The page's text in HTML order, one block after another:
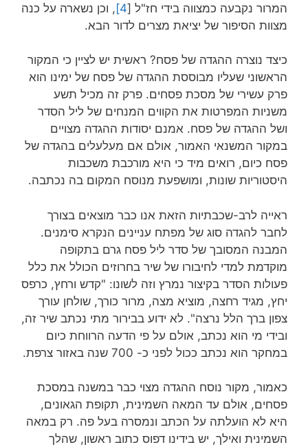
המרור נקבעה כמצווה בידי חז"ל [4] , וכן נשארה על כנה
מצוות הסיפור של יציאת מצרים לדור הבא.
כיצד נוצרה ההגדה של פסח? ראשית יש לציין כי המקור
הראשוני שעליו מבוססת ההגדה של פסח של ימינו הוא
פרק עשירי של מסכת פסחים. פרק זה מכיל תשע
משניות המפרטות את הקווים המנחים של ליל הסדר
ושל ההגדה של פסח. אמנם יסודות ההגדה מצויים
במקור המשנאי האמור, אולם אם מעלעלים בהגדה של
פסח כיום, רואים מיד כי היא מורכבת משכבות
היסטוריות שונות, ומושפעת מנוסח המקום בה נכתבה.
ראייה לרב-שכבתיות הזאת אנו כבר מוצאים בצורך
לחבר להגדה סוג של מפתח עניינים הנקרא סימנים.
המבנה המסובך של סדר ליל פסח גרם בתקופה
מוקדמת למדי לחיבורו של שיר בחרוזים הכולל את כלל
פעולות הסדר בקיצור נמרץ וזה לשונו: "קדש ורחץ, כרפס
יחץ, מגיד רחצה, מוציא מצה, מרור כורך, שולחן עורך
צפון ברך הלל נרצה". לא ידוע בבירור מתי נכתב שיר זה,
ובידי מי הוא נכתב, אולם על פי הדעה הרווחת כיום
במחקר הוא נכתב ככול לפני כ- 700 שנה באזור צרפת.
כאמור, מקור נוסח ההגדה מצוי כבר במשנה במסכת
פסחים, אולם עד המאה השמינית, תקופת הגאונים,
היא לא הועלתה על הכתב ונמסרה בעל פה. רק במאה
השמינית ואילך, יש בידינו דפוס כתוב ראשון, שהלך